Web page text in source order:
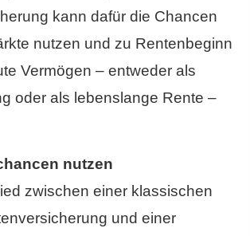
kann dafür die Chancen
nutzen und zu Rentenbeginn
Vermögen – entweder als
oder als lebenslange Rente –
nutzen
zwischen einer klassischen
und einer